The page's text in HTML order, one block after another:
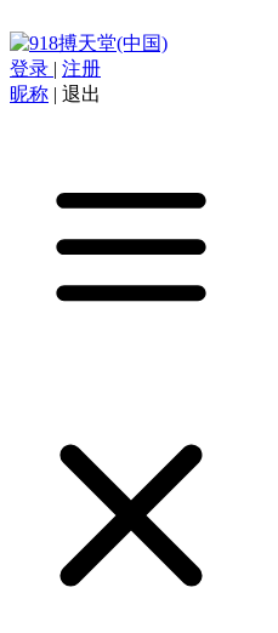
登录 | 注册
昵称 | 退出